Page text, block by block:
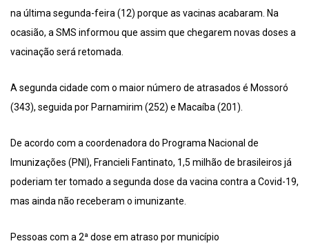
na última segunda-feira (12) porque as vacinas acabaram. Na
ocasião, a SMS informou que assim que chegarem novas doses a
vacinação será retomada.
A segunda cidade com o maior número de atrasados é Mossoró
(343), seguida por Parnamirim (252) e Macaíba (201).
De acordo com a coordenadora do Programa Nacional de
Imunizações (PNI), Francieli Fantinato, 1,5 milhão de brasileiros já
poderiam ter tomado a segunda dose da vacina contra a Covid-19,
mas ainda não receberam o imunizante.
Pessoas com a 2ª dose em atraso por município